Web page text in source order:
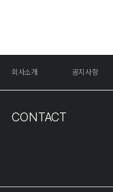
회사소개 공지사항
CONTACT